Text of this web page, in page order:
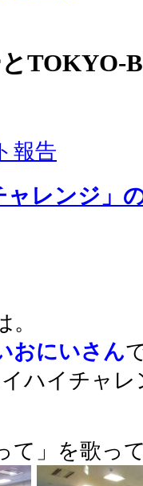
TOKYO-
報告
ャレンジ」
おにいさん
ハイチャ
て」を歌っ